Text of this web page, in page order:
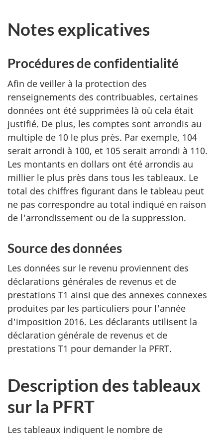
c
e
t
t
e
p
a
g
e
t
e
l
l
e
n
e
s
e
f
s
d
e
r
e
c
h
e
r
c
h
e
u
à
t
i
t
r
e
d
e
f
é
r
e
Notes explicatives
Procédures de confidentialité
Afin de veiller à la protection des
renseignements des contribuables, certaines
données ont été supprimées là où cela était
justifié. De plus, les comptes sont arrondis au
multiple de 10 le plus près. Par exemple, 104
serait arrondi à 100, et 105 serait arrondi à 110.
Les montants en dollars ont été arrondis au
millier le plus près dans tous les tableaux. Le
total des chiffres figurant dans le tableau peut
ne pas correspondre au total indiqué en raison
de l'arrondissement ou de la suppression.
Source des données
Les données sur le revenu proviennent des
déclarations générales de revenus et de
prestations T1 ainsi que des annexes connexes
produites par les particuliers pour l'année
d'imposition 2016. Les déclarants utilisent la
déclaration générale de revenus et de
prestations T1 pour demander la PFRT.
Description des tableaux
sur la PFRT
Les tableaux indiquent le nombre de